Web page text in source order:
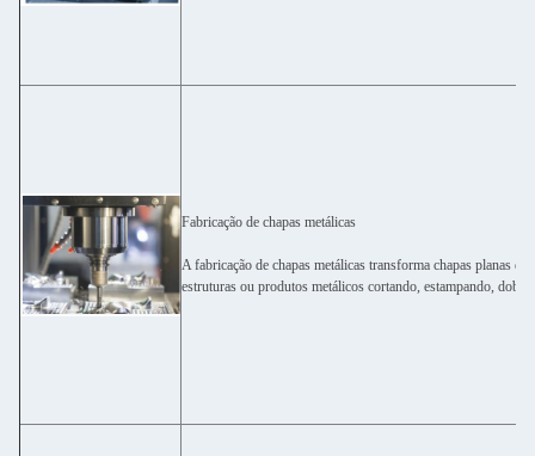
Fabricação de chapas metálicas
A fabricação de chapas metálicas transforma chapas planas
estruturas ou produtos metálicos cortando, estampando,